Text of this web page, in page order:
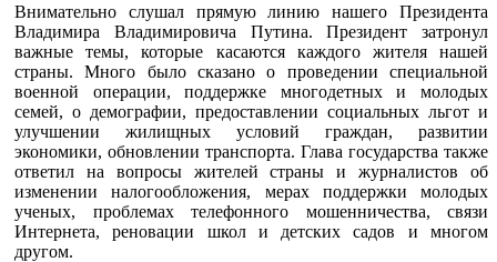
Внимательно слушал прямую линию нашего Президента
Владимира Владимировича Путина. Президент затронул
важные темы, которые касаются каждого жителя нашей
страны. Много было сказано о проведении специальной
военной операции, поддержке многодетных и молодых
семей, о демографии, предоставлении социальных льгот и
улучшении жилищных условий граждан, развитии
экономики, обновлении транспорта. Глава государства также
ответил на вопросы жителей страны и журналистов об
изменении налогообложения, мерах поддержки молодых
ученых, проблемах телефонного мошенничества, связи
Интернета, реновации школ и детских садов и многом
другом.